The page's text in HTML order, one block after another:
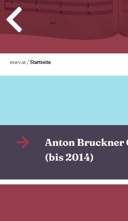
mwv.at /Startseite
Anton Bruckner
(bis 2014)